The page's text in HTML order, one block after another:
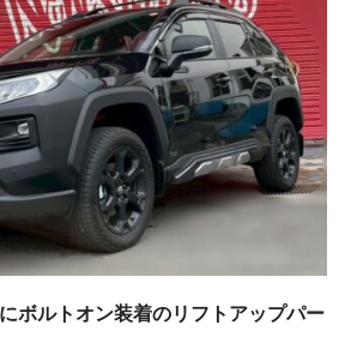
ボルトオン装着のリフトアップパー